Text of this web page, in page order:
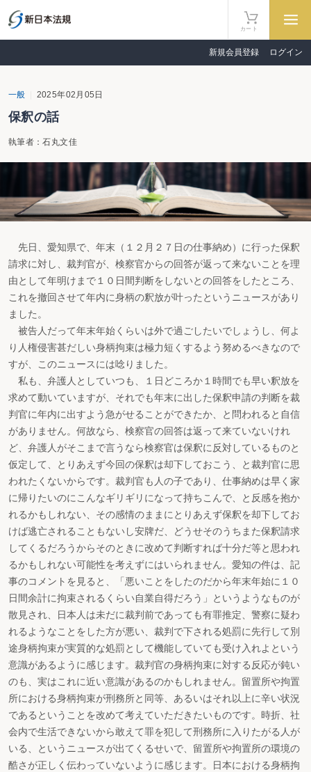
カート
新規会員登録 ログイン
一般 2025年02月05日
保釈の話
執筆者：石丸文佳
先日、愛知県で、年末（１２月２７日の仕事納め）に行った保釈
請求に対し、裁判官が、検察官からの回答が返って来ないことを理
由として年明けまで１０日間判断をしないとの回答をしたところ、
これを撤回させて年内に身柄の釈放が叶ったというニュースがあり
ました。
被告人だって年末年始くらいは外で過ごしたいでしょうし、何よ
り人権侵害甚だしい身柄拘束は極力短くするよう努めるべきなので
すが、このニュースには唸りました。
私も、弁護人としていつも、１日どころか１時間でも早い釈放を
求めて動いていますが、それでも年末に出した保釈申請の判断を裁
判官に年内に出すよう急がせることができたか、と問われると自信
がありません。何故なら、検察官の回答は返って来ていないけれ
ど、弁護人がそこまで言うなら検察官は保釈に反対しているものと
仮定して、とりあえず今回の保釈は却下しておこう、と裁判官に思
われたくないからです。裁判官も人の子であり、仕事納めは早く家
に帰りたいのにこんなギリギリになって持ちこんで、と反感を抱か
れるかもしれない、その感情のままにとりあえず保釈を却下してお
けば逃亡されることもないし安牌だ、どうせそのうちまた保釈請求
してくるだろうからそのときに改めて判断すれば十分だ等と思われ
るかもしれない可能性を考えずにはいられません。愛知の件は、記
事のコメントを見ると、「悪いことをしたのだから年末年始に１０
日間余計に拘束されるくらい自業自得だろう」というようなものが
散見され、日本人は未だに裁判前であっても有罪推定、警察に疑わ
れるようなことをした方が悪い、裁判で下される処罰に先行して別
途身柄拘束が実質的な処罰として機能していても受け入れよという
意識があるように感じます。裁判官の身柄拘束に対する反応が鈍い
のも、実はこれに近い意識があるのかもしれません。留置所や拘置
所における身柄拘束が刑務所と同等、あるいはそれ以上に辛い状況
であるということを改めて考えていただきたいものです。時折、社
会内で生活できないから敢えて罪を犯して刑務所に入りたがる人が
いる、というニュースが出てくるせいで、留置所や拘置所の環境の
酷さが正しく伝わっていないように感じます。日本における身柄拘